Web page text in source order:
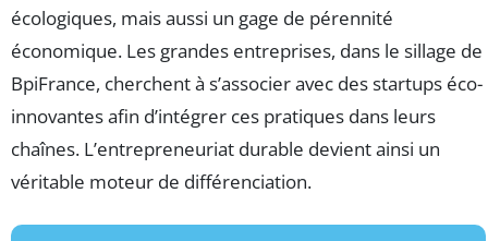
écologiques, mais aussi un gage de pérennité
économique. Les grandes entreprises, dans le sillage de
BpiFrance, cherchent à s’associer avec des startups éco-
innovantes afin d’intégrer ces pratiques dans leurs
chaînes. L’entrepreneuriat durable devient ainsi un
véritable moteur de différenciation.